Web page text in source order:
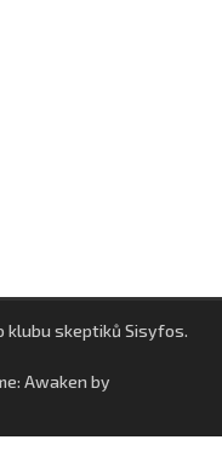
klubu skeptiků Sisyfos.
Awaken by